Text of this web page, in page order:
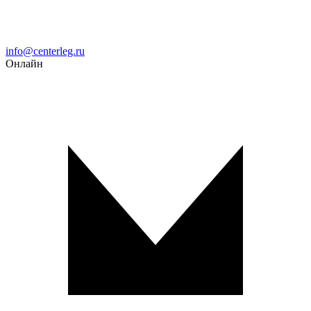
Email
info@centerleg.ru
Онлайн